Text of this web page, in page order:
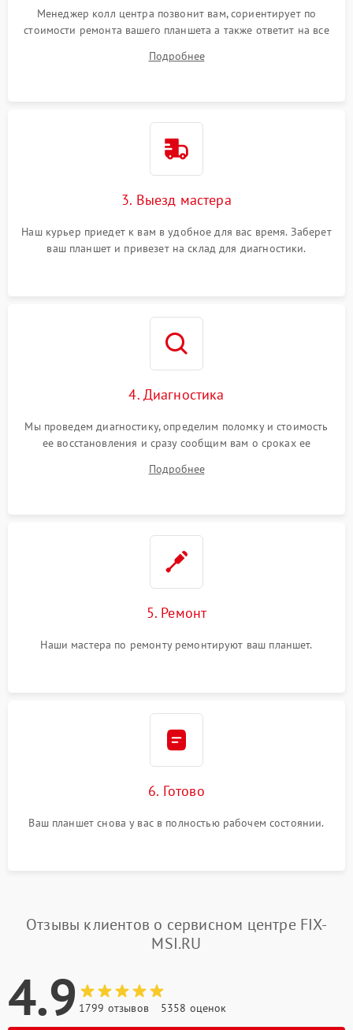
Менеджер колл центра позвонит вам, сориентирует по
стоимости ремонта вашего планшета а также ответит на все
Подробнее
3. Выезд мастера
Наш курьер приедет к вам в удобное для вас время. Заберет
ваш планшет и привезет на склад для диагностики.
4. Диагностика
Мы проведем диагностику, определим поломку и стоимость
ее восстановления и сразу сообщим вам о сроках ее
Подробнее
5. Ремонт
Наши мастера по ремонту ремонтируют ваш планшет.
6. Готово
Ваш планшет снова у вас в полностью рабочем состоянии.
Отзывы клиентов о сервисном центре FIX-
MSI.RU
4.9 1799 отзывов 5358 оценок